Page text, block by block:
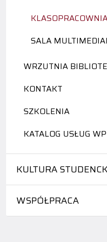
SALA
WRZUTNIA
KONTAKT
SZKOLENIA
KATALOG USŁUG
KULTURA
WSPÓŁPRACA